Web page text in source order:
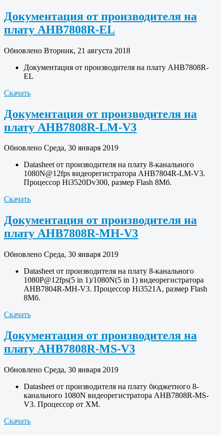
Документация от производителя на
плату AHB7808R-EL
Обновлено Вторник, 21 августа 2018
Документация от производителя на плату AHB7808R-
EL
Скачать
Документация от производителя на
плату AHB7808R-LM-V3
Обновлено Среда, 30 января 2019
Datasheet от производителя на плату 8-канального
1080N@12fps видеорегистратора AHB7804R-LM-V3.
Процессор Hi3520Dv300, размер Flash 8Мб.
Скачать
Документация от производителя на
плату AHB7808R-MH-V3
Обновлено Среда, 30 января 2019
Datasheet от производителя на плату 8-канального
1080P@12fps(5 in 1)/1080N(5 in 1) видеорегистратора
AHB7804R-MH-V3. Процессор Hi3521A, размер Flash
8Мб.
Скачать
Документация от производителя на
плату AHB7808R-MS-V3
Обновлено Среда, 30 января 2019
Datasheet от производителя на плату бюджетного 8-
канального 1080N видеорегистратора AHB7808R-MS-
V3. Процессор от XM.
Скачать